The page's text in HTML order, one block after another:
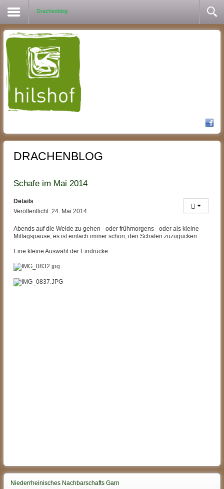
Drachenblog
DRACHENBLOG
Schafe im Mai 2014
Details
Veröffentlicht: 24. Mai 2014
Abends auf die Weide zu gehen - oder frühmorgens - oder als kleine
Mittagspause, es ist einfach immer schön, den Schafen zuzugucken.
Eine kleine Auswahl der Eindrücke:
Niederrheinisches Nachbarschafts Garn